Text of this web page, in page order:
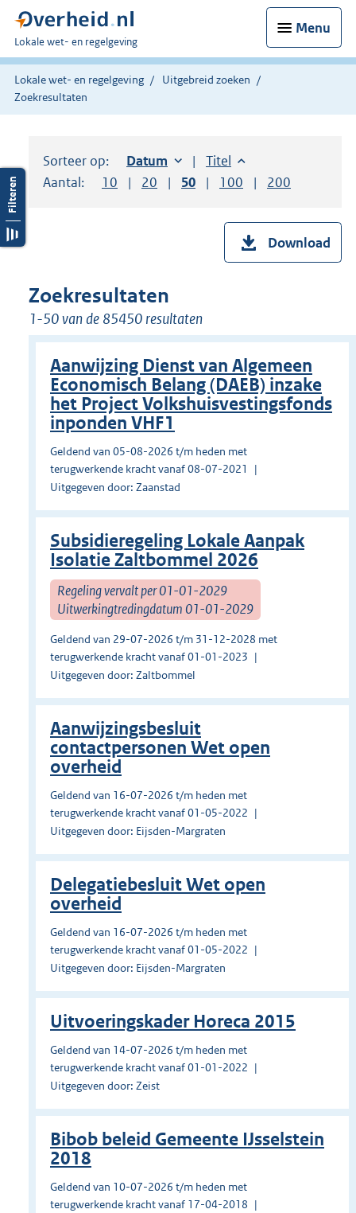
Menu
U
bent
hier:
Lokale wet- en regelgeving
Lokale wet- en regelgeving
Uitgebreid zoeken
Zoekresultaten
Sorteer op: Sorteer op:
Datum oplopendSorteer op:
Titel oplopend
Aantal:
Toon
10 resultaten per pagina
Toon
20 resultaten per pagina
Toon
50 resultaten per pagina
Toon
100 resultaten per
Toon
200
Download
Zoekresultaten
1-50 van de 85450 resultaten
Aanwijzing Dienst van Algemeen
Economisch Belang (DAEB) inzake
het Project Volkshuisvestingsfonds
inponden VHF1
Geldend van 05-08-2026 t/m heden met
terugwerkende kracht vanaf 08-07-2021
Uitgegeven door: Zaanstad
Subsidieregeling Lokale Aanpak
Isolatie Zaltbommel 2026
Regeling vervalt per 01-01-2029
Uitwerkingtredingdatum 01-01-2029
Geldend van 29-07-2026 t/m 31-12-2028 met
terugwerkende kracht vanaf 01-01-2023
Uitgegeven door: Zaltbommel
Aanwijzingsbesluit
contactpersonen Wet open
overheid
Geldend van 16-07-2026 t/m heden met
terugwerkende kracht vanaf 01-05-2022
Uitgegeven door: Eijsden-Margraten
Delegatiebesluit Wet open
overheid
Geldend van 16-07-2026 t/m heden met
terugwerkende kracht vanaf 01-05-2022
Uitgegeven door: Eijsden-Margraten
Uitvoeringskader Horeca 2015
Geldend van 14-07-2026 t/m heden met
terugwerkende kracht vanaf 01-01-2022
Uitgegeven door: Zeist
Bibob beleid Gemeente IJsselstein
2018
Geldend van 10-07-2026 t/m heden met
terugwerkende kracht vanaf 17-04-2018